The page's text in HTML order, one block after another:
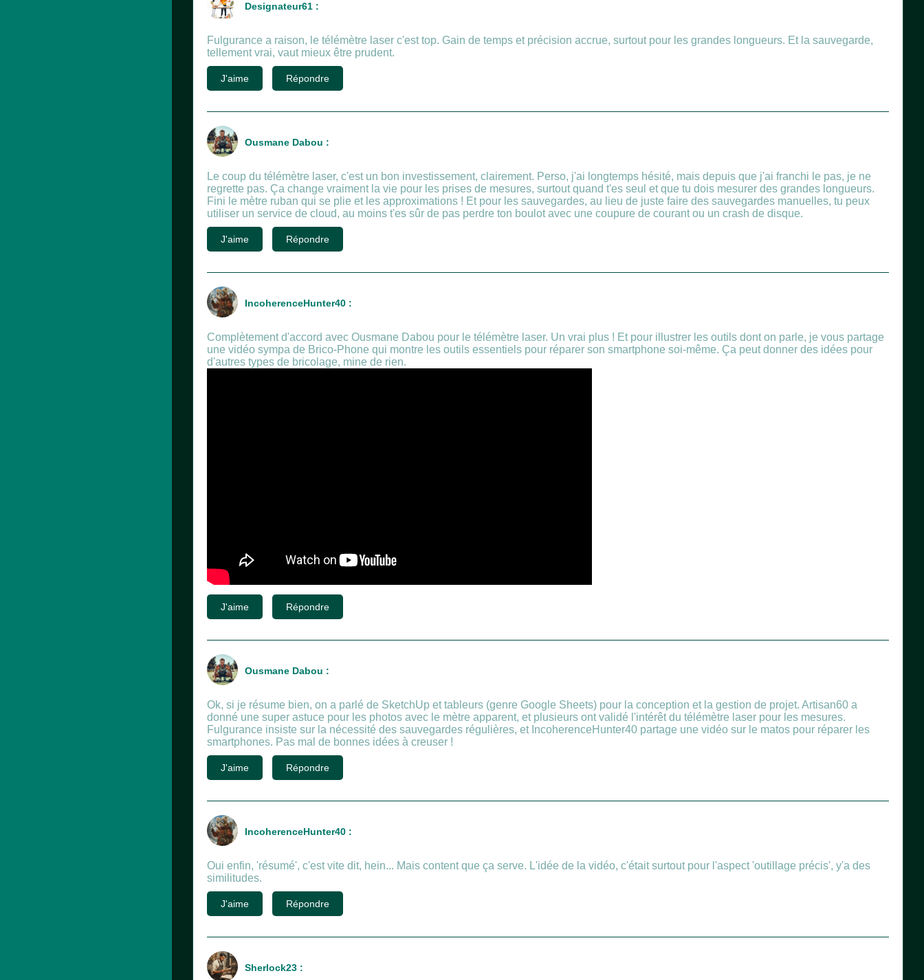
Designateur61 :
Fulgurance a raison, le télémètre laser c'est top. Gain de temps et précision accrue, surtout pour les grandes longueurs. Et la sauvegarde,
tellement vrai, vaut mieux être prudent.
J'aime Répondre
Ousmane Dabou :
Le coup du télémètre laser, c'est un bon investissement, clairement. Perso, j'ai longtemps hésité, mais depuis que j'ai franchi le pas, je ne
regrette pas. Ça change vraiment la vie pour les prises de mesures, surtout quand t'es seul et que tu dois mesurer des grandes longueurs.
Fini le mètre ruban qui se plie et les approximations ! Et pour les sauvegardes, au lieu de juste faire des sauvegardes manuelles, tu peux
utiliser un service de cloud, au moins t'es sûr de pas perdre ton boulot avec une coupure de courant ou un crash de disque.
J'aime Répondre
IncoherenceHunter40 :
Complètement d'accord avec Ousmane Dabou pour le télémètre laser. Un vrai plus ! Et pour illustrer les outils dont on parle, je vous partage
une vidéo sympa de Brico-Phone qui montre les outils essentiels pour réparer son smartphone soi-même. Ça peut donner des idées pour
d'autres types de bricolage, mine de rien.
J'aime Répondre
Ousmane Dabou :
Ok, si je résume bien, on a parlé de SketchUp et tableurs (genre Google Sheets) pour la conception et la gestion de projet. Artisan60 a
donné une super astuce pour les photos avec le mètre apparent, et plusieurs ont validé l'intérêt du télémètre laser pour les mesures.
Fulgurance insiste sur la nécessité des sauvegardes régulières, et IncoherenceHunter40 partage une vidéo sur le matos pour réparer les
smartphones. Pas mal de bonnes idées à creuser !
J'aime Répondre
IncoherenceHunter40 :
Oui enfin, 'résumé', c'est vite dit, hein... Mais content que ça serve. L'idée de la vidéo, c'était surtout pour l'aspect 'outillage précis', y'a des
similitudes.
J'aime Répondre
Sherlock23 :